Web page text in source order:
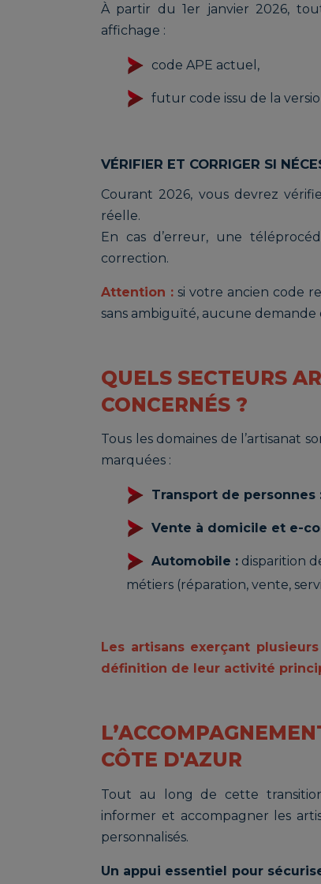
À partir du 1er janvier 2026,
affichage :
code APE actuel,
futur code issu de la
VÉRIFIER ET CORRIGER SI
Courant 2026, vous devrez
réelle.
En cas d’erreur, une
correction.
Attention :si votre ancien code
sans ambiguïté, aucune demande
QUELS SECTEURS
CONCERNÉS ?
Tous les domaines de l’artisanat
marquées :
Transport de personnes
Vente à domicile et e-
Automobile : disparition
métiers (réparation, vente,
Les artisans exerçant
définition de leur activité
CÔTE D'AZUR
Tout au long de cette
informer et accompagner les
personnalisés.
Un appui essentiel pour